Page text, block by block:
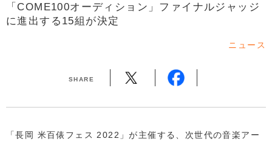
「COME100オーディション」ファイナルジャッジ
に進出する15組が決定
ニュース
SHARE
「長岡 米百俵フェス 2022」が主催する、次世代の音楽アー